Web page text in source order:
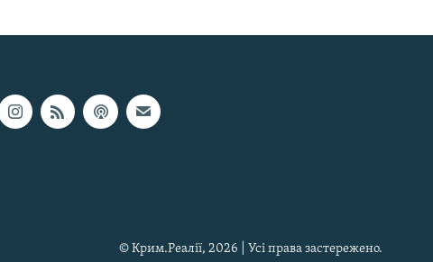
© Крим.Реалії, 2026 | Усі права застережено.